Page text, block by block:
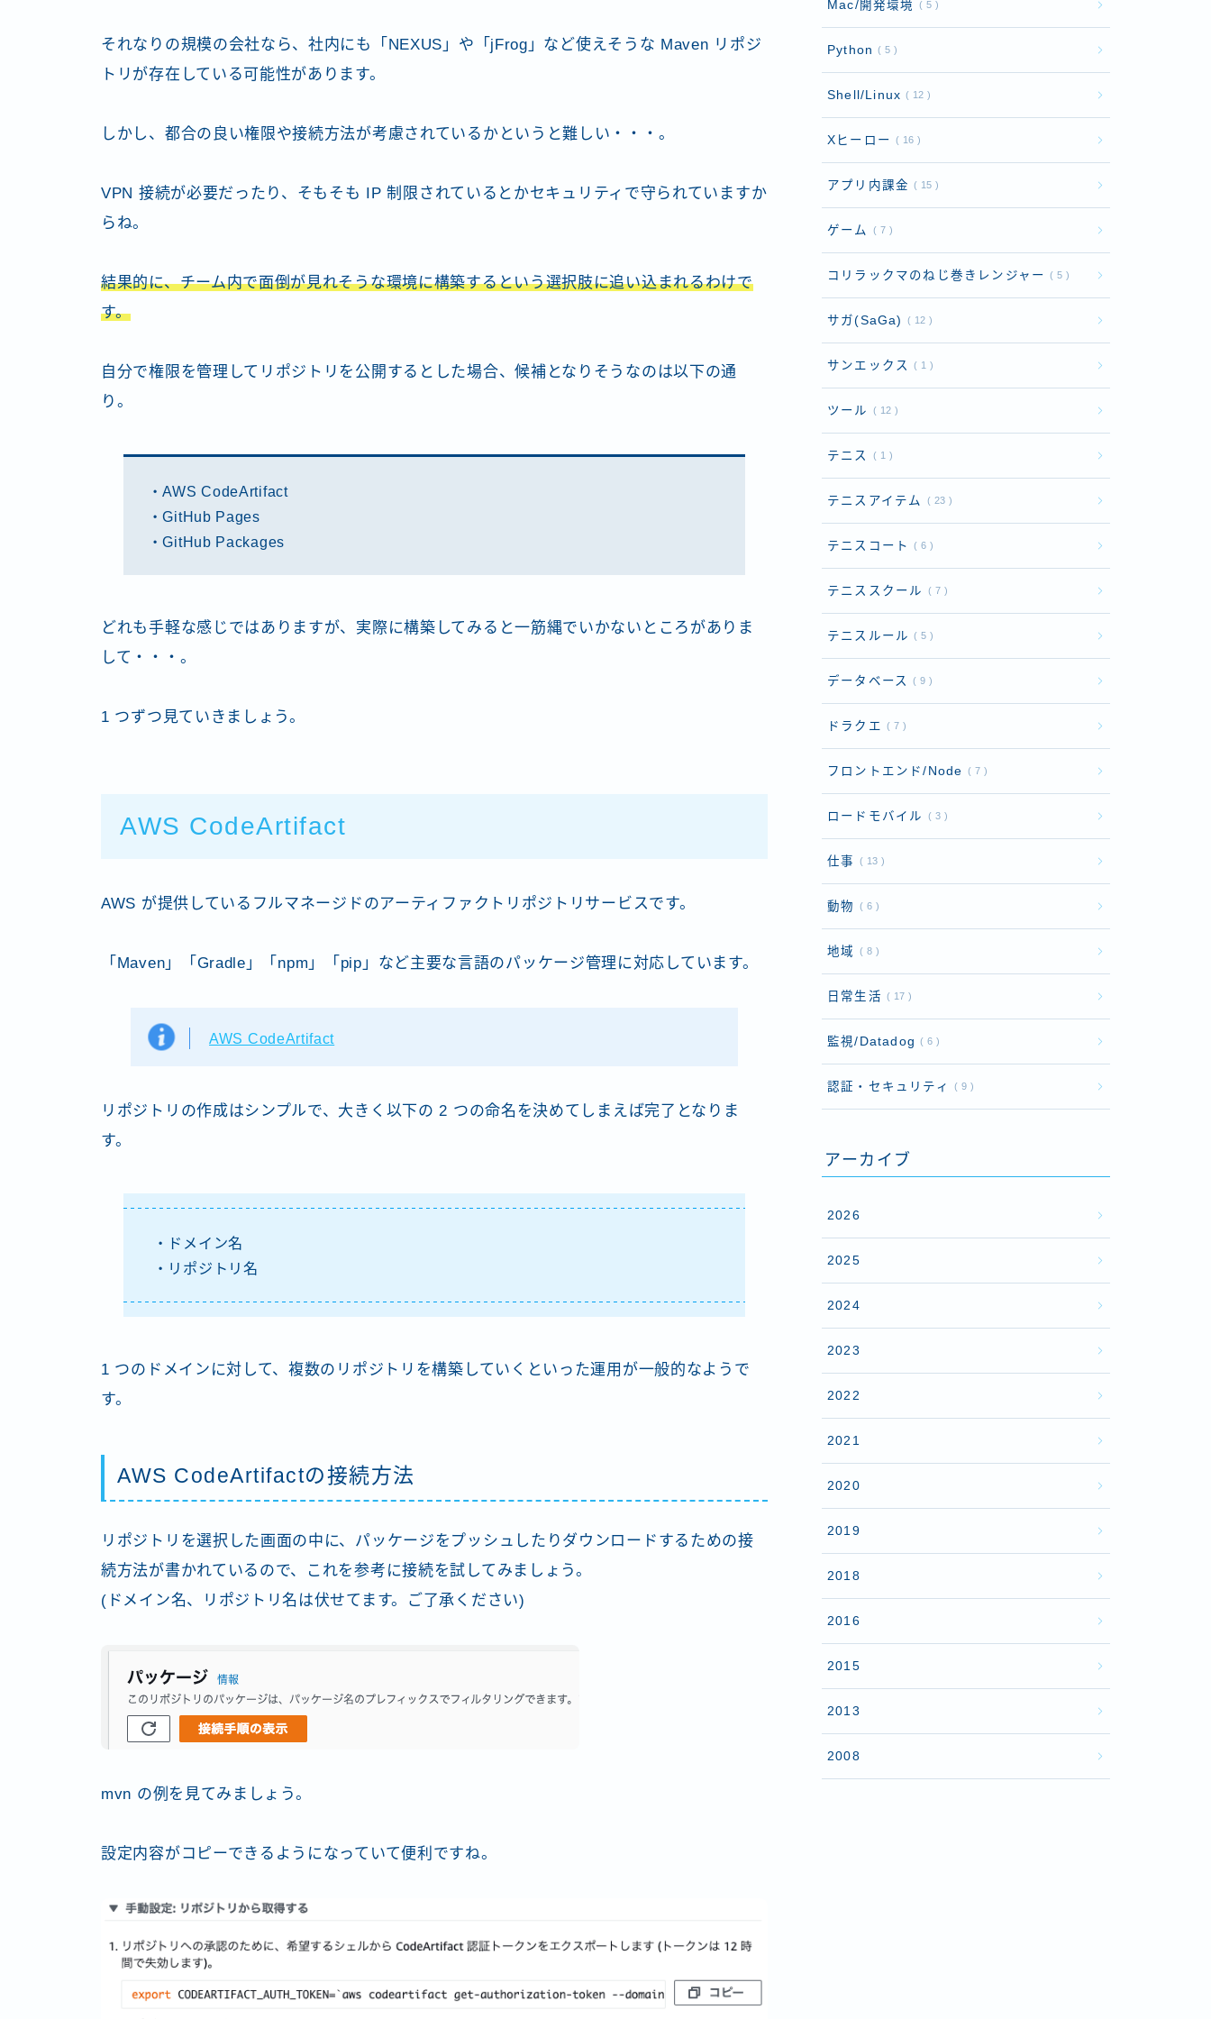
それなりの規模の会社なら、社内にも「NEXUS」や「jFrog」など使えそうな Maven リポジ
トリが存在している可能性があります。
しかし、都合の良い権限や接続方法が考慮されているかというと難しい・・・。
VPN 接続が必要だったり、そもそも IP 制限されているとかセキュリティで守られていますか
らね。
結果的に、チーム内で面倒が見れそうな環境に構築するという選択肢に追い込まれるわけで
す。
自分で権限を管理してリポジトリを公開するとした場合、候補となりそうなのは以下の通
り。
・AWS CodeArtifact
・GitHub Pages
・GitHub Packages
どれも手軽な感じではありますが、実際に構築してみると一筋縄でいかないところがありま
して・・・。
1 つずつ見ていきましょう。
AWS CodeArtifact
AWS が提供しているフルマネージドのアーティファクトリポジトリサービスです。
「Maven」「Gradle」「npm」「pip」など主要な言語のパッケージ管理に対応しています。
AWS CodeArtifact
リポジトリの作成はシンプルで、大きく以下の 2 つの命名を決めてしまえば完了となりま
す。
・ドメイン名
・リポジトリ名
1 つのドメインに対して、複数のリポジトリを構築していくといった運用が一般的なようで
す。
AWS CodeArtifactの接続方法
リポジトリを選択した画面の中に、パッケージをプッシュしたりダウンロードするための接
続方法が書かれているので、これを参考に接続を試してみましょう。
(ドメイン名、リポジトリ名は伏せてます。ご了承ください)
mvn の例を見てみましょう。
設定内容がコピーできるようになっていて便利ですね。
Mac/開発環境 5
Python 5
Shell/Linux 12
Xヒーロー 16
アプリ内課金 15
ゲーム 7
コリラックマのねじ巻きレンジャー 5
サガ(SaGa) 12
サンエックス 1
ツール 12
テニス 1
テニスアイテム 23
テニスコート 6
テニススクール 7
テニスルール 5
データベース 9
ドラクエ 7
フロントエンド/Node 7
ロードモバイル 3
仕事 13
動物 6
地域 8
日常生活 17
監視/Datadog 6
認証・セキュリティ 9
アーカイブ
2026
2025
2024
2023
2022
2021
2020
2019
2018
2016
2015
2013
2008